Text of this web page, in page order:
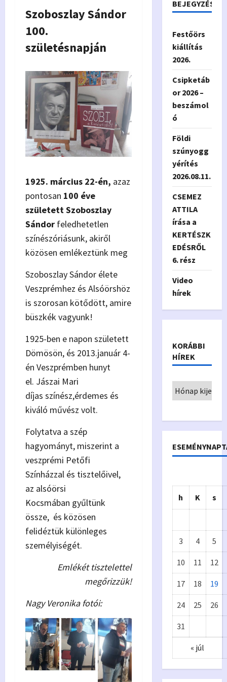
Szoboszlay Sándor
100.
születésnapján
1925. március 22-én, azaz
pontosan 100 éve
született Szoboszlay
Sándor feledhetetlen
színészóriásunk, akiről
közösen emlékeztünk meg
Szoboszlay Sándor élete
Veszprémhez és Alsóörshöz
is szorosan kötődött, amire
büszkék vagyunk!
1925-ben e napon született
Dömösön, és 2013.január 4-
én Veszprémben hunyt
el. Jászai Mari
díjas színész,érdemes és
kiváló művész volt.
Folytatva a szép
hagyományt, miszerint a
veszprémi Petőfi
Színházzal és tisztelőivel,
az alsóörsi
Kocsmában gyűltünk
össze, és közösen
felidéztük különleges
személyiségét.
Emlékét tisztelettel
megőrizzük!
Nagy Veronika fotói:
BEJEGYZÉSEK
Festőörs
kiállítás
2026.
Csipketáb
or 2026 –
beszámol
ó
Földi
szúnyogg
yérítés
2026.08.11.
CSEMEZ
ATTILA
írása a
KERTÉSZK
EDÉSRŐL
6. rész
Video
hírek
KORÁBBI
HÍREK
h K s
3 4 5
10 11 12
17 18 19
24 25 26
31
« júl
Önkormányzat